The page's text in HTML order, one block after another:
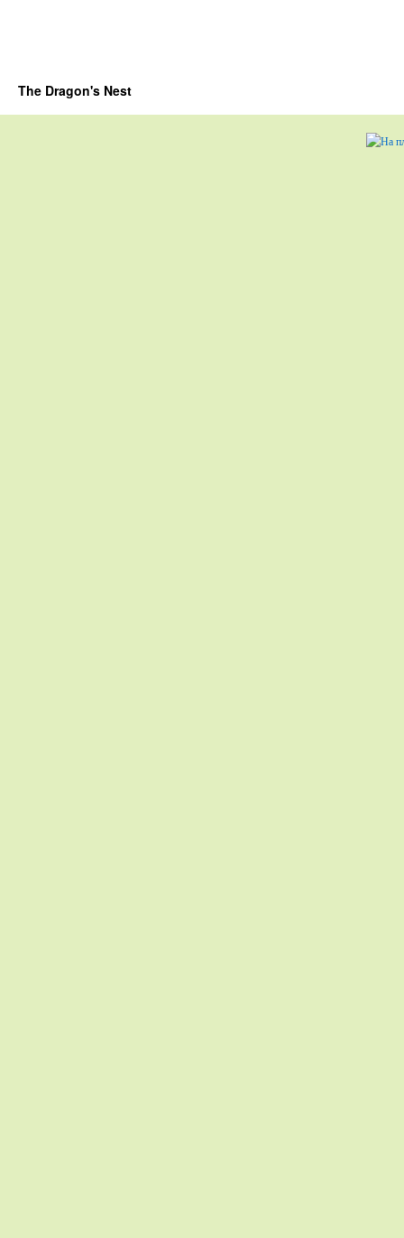
The Dragon's Nest